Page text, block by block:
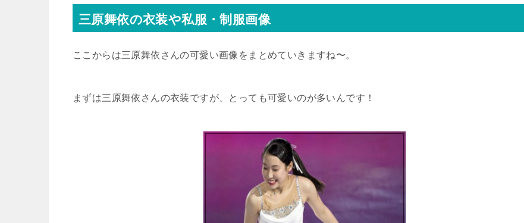
三原舞依の衣装や私服・制服画像
ここからは三原舞依さんの可愛い画像をまとめていきますね〜。
まずは三原舞依さんの衣装ですが、とっても可愛いのが多いんです！